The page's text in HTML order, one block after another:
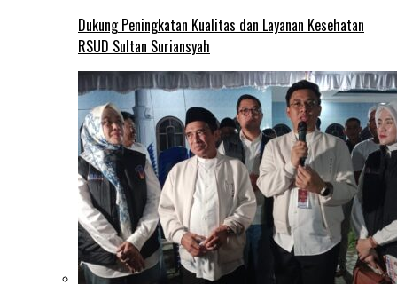
Dukung Peningkatan Kualitas dan Layanan Kesehatan
RSUD Sultan Suriansyah